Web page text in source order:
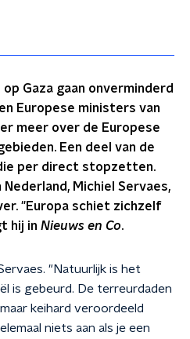
Gaza gaan onverminderd
Europese ministers van
meer over de Europese
Een deel van de
per direct stopzetten.
Michiel Servaes,
"Europa schiet zichzelf
hij in Nieuws en Co.
"Natuurlijk is het
is gebeurd. De terreurdaden
keihard veroordeeld
niets aan als je een